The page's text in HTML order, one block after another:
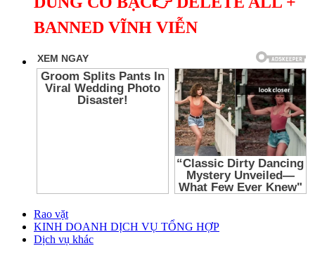
BANNED VĨNH VIỄN
Rao vặt
KINH DOANH DỊCH VỤ TỔNG HỢP
Dịch vụ khác